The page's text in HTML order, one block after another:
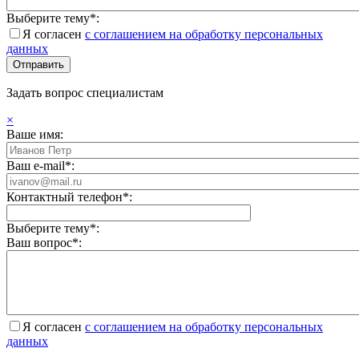
Выберите тему*:
Я согласен с соглашением на обработку персональных
данных
Задать вопрос специалистам
×
Ваше имя:
Ваш e-mail*:
Контактный телефон*:
Выберите тему*:
Ваш вопрос*:
Я согласен с соглашением на обработку персональных
данных